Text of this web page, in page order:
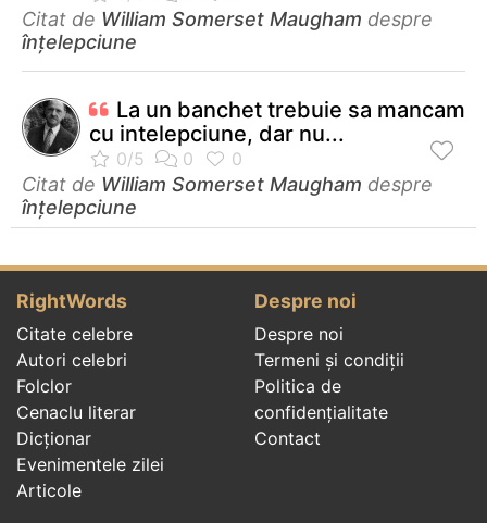
Citat de William Somerset Maugham despre
înțelepciune
La un banchet trebuie sa mancam
cu intelepciune, dar nu...
Citat de William Somerset Maugham despre
înțelepciune
RightWords
Citate celebre
Autori celebri
Folclor
Cenaclu literar
Dicționar
Evenimentele zilei
Articole
Despre noi
Despre noi
Termeni și condiții
Politica de
confidenţialitate
Contact